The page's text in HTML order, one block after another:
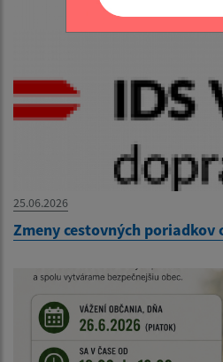
25.06.2026
Zmeny cestovných poriadkov